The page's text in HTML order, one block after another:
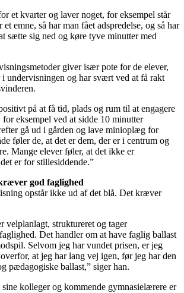
et kvarter og laver noget, for eksempel står
emne, så har man fået adspredelse, og så har
sætte sig ned og køre tyve minutter med
giver især pote for de elever,
undervisningen og har svært ved at få rakt
på at få tid, plads og rum til at engagere
eksempel ved at sidde 10 minutter
gå ud i gården og lave minioplæg for
føler de, at det er dem, der er i centrum og
Mange elever føler, at det ikke er
er for stillesiddende.”
god faglighed
opstår ikke ud af det blå. Det kræver
velplanlagt, struktureret og tager
Det handler om at have faglig ballast
Selvom jeg har vundet prisen, er jeg
at jeg har lang vej igen, før jeg har den
pædagogiske ballast,” siger han.
kolleger og kommende gymnasielærere er